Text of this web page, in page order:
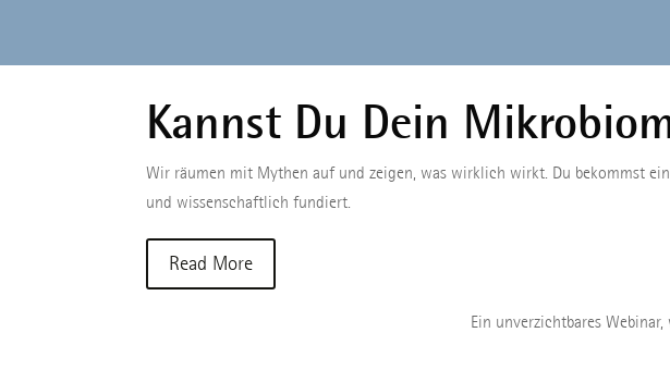
Kannst Du Dein
Wir räumen mit Mythen auf und zeigen, was wirklich wirkt. Du bekommst
und wissenschaftlich fundiert.
Read More
Ein unverzichtbares